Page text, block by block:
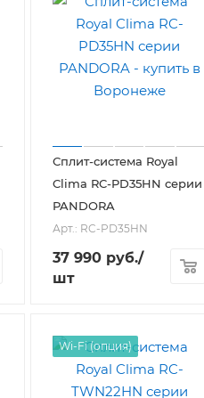
Сплит-система Royal
Clima RC-PD35HN серии
PANDORA
Арт.: RC-PD35HN
37 990 руб./
шт
Wi-Fi (опция)